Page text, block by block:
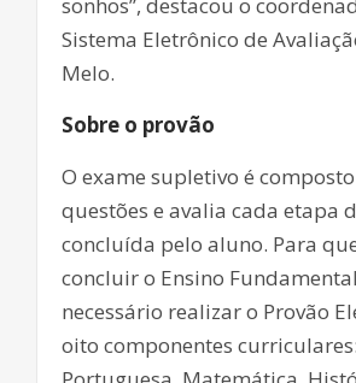
sonhos”, destacou o
Sistema Eletrônico de
Melo.
Sobre o provão
O exame supletivo é
questões e avalia cada etapa
concluída pelo aluno. Para
concluir o Ensino
necessário realizar o Provão
oito componentes